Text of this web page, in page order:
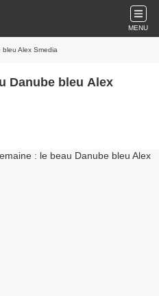
MENU
Alex Smedia
bleu Alex